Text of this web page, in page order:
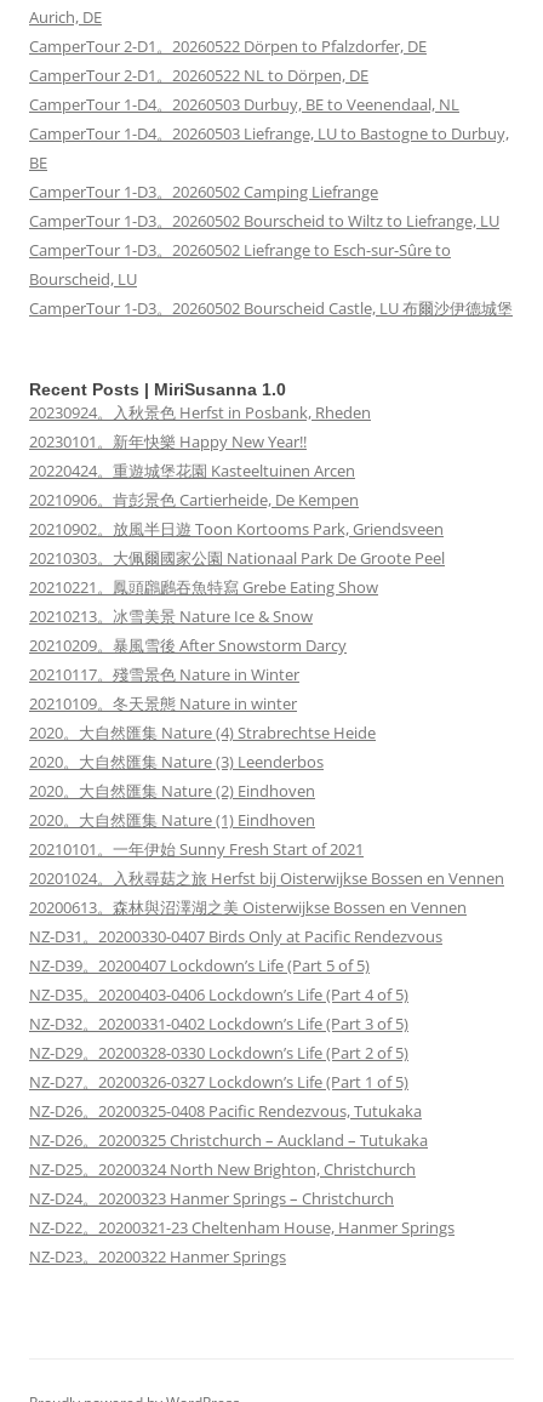
Aurich, DE
CamperTour 2-D1。20260522 Dörpen to Pfalzdorfer, DE
CamperTour 2-D1。20260522 NL to Dörpen, DE
CamperTour 1-D4。20260503 Durbuy, BE to Veenendaal, NL
CamperTour 1-D4。20260503 Liefrange, LU to Bastogne to Durbuy,
BE
CamperTour 1-D3。20260502 Camping Liefrange
CamperTour 1-D3。20260502 Bourscheid to Wiltz to Liefrange, LU
CamperTour 1-D3。20260502 Liefrange to Esch-sur-Sûre to
Bourscheid, LU
CamperTour 1-D3。20260502 Bourscheid Castle, LU 布爾沙伊德城堡
Recent Posts | MiriSusanna 1.0
20230924。入秋景色 Herfst in Posbank, Rheden
20230101。新年快樂 Happy New Year!!
20220424。重遊城堡花園 Kasteeltuinen Arcen
20210906。肯彭景色 Cartierheide, De Kempen
20210902。放風半日遊 Toon Kortooms Park, Griendsveen
20210303。大佩爾國家公園 Nationaal Park De Groote Peel
20210221。鳳頭鸊鷉吞魚特寫 Grebe Eating Show
20210213。冰雪美景 Nature Ice & Snow
20210209。暴風雪後 After Snowstorm Darcy
20210117。殘雪景色 Nature in Winter
20210109。冬天景態 Nature in winter
2020。大自然匯集 Nature (4) Strabrechtse Heide
2020。大自然匯集 Nature (3) Leenderbos
2020。大自然匯集 Nature (2) Eindhoven
2020。大自然匯集 Nature (1) Eindhoven
20210101。一年伊始 Sunny Fresh Start of 2021
20201024。入秋尋菇之旅 Herfst bij Oisterwijkse Bossen en Vennen
20200613。森林與沼澤湖之美 Oisterwijkse Bossen en Vennen
NZ-D31。20200330-0407 Birds Only at Pacific Rendezvous
NZ-D39。20200407 Lockdown’s Life (Part 5 of 5)
NZ-D35。20200403-0406 Lockdown’s Life (Part 4 of 5)
NZ-D32。20200331-0402 Lockdown’s Life (Part 3 of 5)
NZ-D29。20200328-0330 Lockdown’s Life (Part 2 of 5)
NZ-D27。20200326-0327 Lockdown’s Life (Part 1 of 5)
NZ-D26。20200325-0408 Pacific Rendezvous, Tutukaka
NZ-D26。20200325 Christchurch – Auckland – Tutukaka
NZ-D25。20200324 North New Brighton, Christchurch
NZ-D24。20200323 Hanmer Springs – Christchurch
NZ-D22。20200321-23 Cheltenham House, Hanmer Springs
NZ-D23。20200322 Hanmer Springs